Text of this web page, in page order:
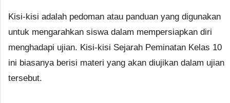
Kisi-kisi adalah pedoman atau panduan yang digunakan
untuk mengarahkan siswa dalam mempersiapkan diri
menghadapi ujian. Kisi-kisi Sejarah Peminatan Kelas 10
ini biasanya berisi materi yang akan diujikan dalam ujian
tersebut.